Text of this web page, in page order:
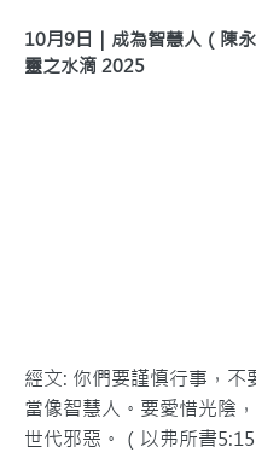
10月9日｜成為智慧人（陳
靈之水滴 2025
經文: 你們要謹慎行事，不
當像智慧人。要愛惜光陰
世代邪惡。（以弗所書